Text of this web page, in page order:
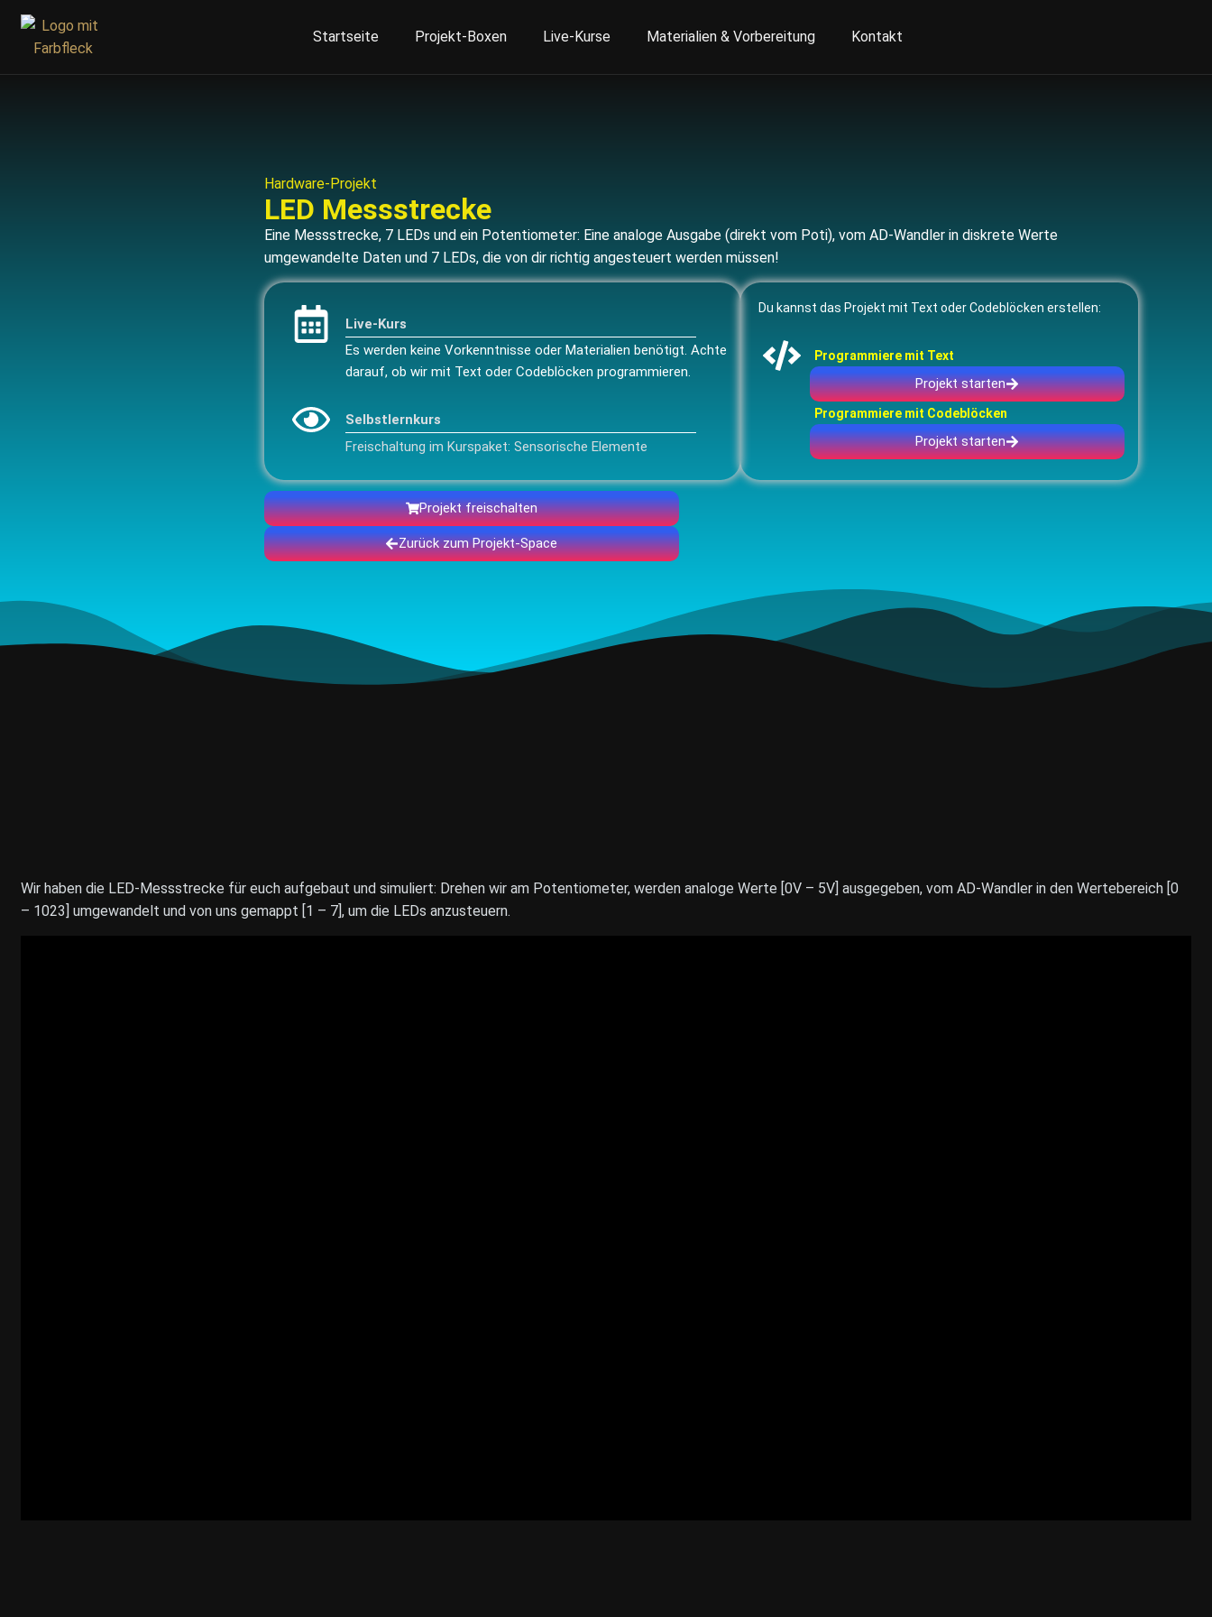
Startseite Projekt-Boxen Live-Kurse Materialien & Vorbereitung Kontakt
Hardware-Projekt
LED Messstrecke
Eine Messstrecke, 7 LEDs und ein Potentiometer: Eine analoge Ausgabe (direkt vom Poti), vom AD-Wandler in diskrete Werte
umgewandelte Daten und 7 LEDs, die von dir richtig angesteuert werden müssen!
Live-Kurs
Es werden keine Vorkenntnisse oder Materialien benötigt. Achte
darauf, ob wir mit Text oder Codeblöcken programmieren.
Selbstlernkurs
Freischaltung im Kurspaket: Sensorische Elemente
Du kannst das Projekt mit Text oder Codeblöcken erstellen:
Programmiere mit Text
Projekt starten
Programmiere mit Codeblöcken
Projekt starten
Projekt freischalten
Zurück zum Projekt-Space
Wir haben die LED-Messstrecke für euch aufgebaut und simuliert: Drehen wir am Potentiometer, werden analoge Werte [0V – 5V] ausgegeben, vom AD-Wandler in den Wertebereich [0
– 1023] umgewandelt und von uns gemappt [1 – 7], um die LEDs anzusteuern.